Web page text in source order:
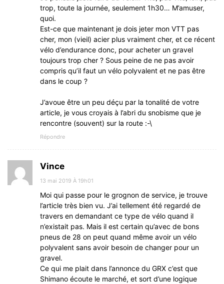
trop, toute la journée, seulement 1h30… M’amuser,
quoi.
Est-ce que maintenant je dois jeter mon VTT pas
cher, mon (vieil) acier plus vraiment cher, et ce récent
vélo d’endurance donc, pour acheter un gravel
toujours trop cher ? Sous peine de ne pas avoir
compris qu’il faut un vélo polyvalent et ne pas être
dans le coup ?
J’avoue être un peu déçu par la tonalité de votre
article, je vous croyais à l’abri du snobisme que je
rencontre (souvent) sur la route :-\
Répondre
Vince
13 mai 2019 À 19h01
Moi qui passe pour le grognon de service, je trouve
l’article très bien vu. J’ai tellement été regardé de
travers en demandant ce type de vélo quand il
n’existait pas. Mais il est certain qu’avec de bons
pneus de 28 on peut quand même avoir un vélo
polyvalent sans avoir besoin de changer pour un
gravel.
Ce qui me plait dans l’annonce du GRX c’est que
Shimano écoute le marché, et sort d’une logique